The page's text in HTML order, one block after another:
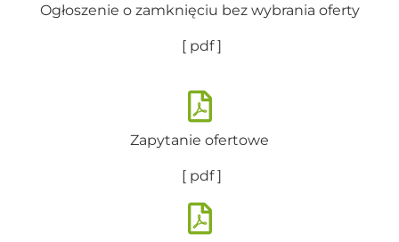
Ogłoszenie o zamknięciu bez wybrania oferty
[ pdf ]
Zapytanie ofertowe
[ pdf ]